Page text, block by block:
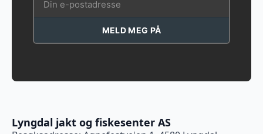
MELD MEG PÅ
Lyngdal jakt og fiskesenter AS